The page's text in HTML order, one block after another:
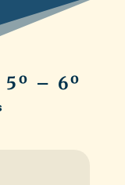
– 6º